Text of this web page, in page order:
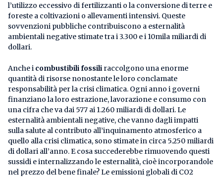
l’utilizzo eccessivo di fertilizzanti o la conversione di terre e
foreste a coltivazioni o allevamenti intensivi. Queste
sovvenzioni pubbliche contribuiscono a esternalità
ambientali negative stimate tra i 3.300 e i 10mila miliardi di
dollari.
Anche i combustibili fossili raccolgono una enorme
quantità di risorse nonostante le loro conclamate
responsabilità per la crisi climatica. Ogni anno i governi
finanziano la loro estrazione, lavorazione e consumo con
una cifra che va dai 577 ai 1.260 miliardi di dollari. Le
esternalità ambientali negative, che vanno dagli impatti
sulla salute al contributo all’inquinamento atmosferico a
quello alla crisi climatica, sono stimate in circa 5.250 miliardi
di dollari all’anno. E cosa succederebbe rimuovendo questi
sussidi e internalizzando le esternalità, cioè incorporandole
nel prezzo del bene finale? Le emissioni globali di CO2